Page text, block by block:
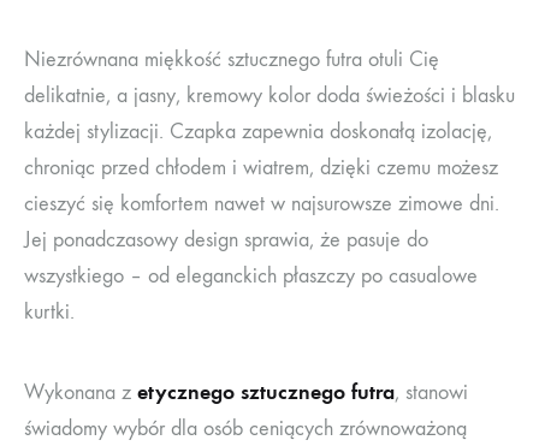
Niezrównana miękkość sztucznego futra otuli Cię
delikatnie, a jasny, kremowy kolor doda świeżości i blasku
każdej stylizacji. Czapka zapewnia doskonałą izolację,
chroniąc przed chłodem i wiatrem, dzięki czemu możesz
cieszyć się komfortem nawet w najsurowsze zimowe dni.
Jej ponadczasowy design sprawia, że pasuje do
wszystkiego – od eleganckich płaszczy po casualowe
kurtki.
Wykonana z etycznego sztucznego futra, stanowi
świadomy wybór dla osób ceniących zrównoważoną